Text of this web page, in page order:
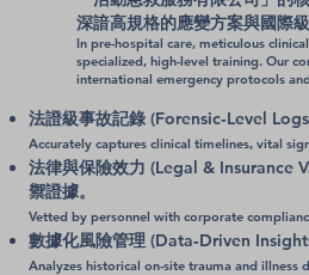
深諳高規格的應變方案與國際
In pre-hospital care, meticulous
specialized, high-level training. Our
international emergency protocols
法證級事故記錄 (Forensic‑Level
Accurately captures clinical timelines, vital
法律與保險效力 (Legal & Insurance
禦證據。
Vetted by personnel with corporate
數據化風險管理 (Data‑Driven
Analyzes historical on-site trauma and